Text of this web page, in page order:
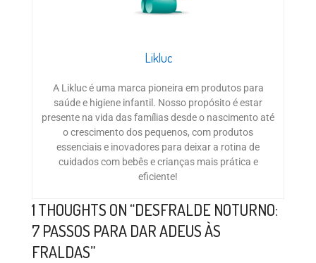
Likluc
A Likluc é uma marca pioneira em produtos para
saúde e higiene infantil. Nosso propósito é estar
presente na vida das famílias desde o nascimento até
o crescimento dos pequenos, com produtos
essenciais e inovadores para deixar a rotina de
cuidados com bebês e crianças mais prática e
eficiente!
1 THOUGHTS ON “DESFRALDE NOTURNO:
7 PASSOS PARA DAR ADEUS ÀS
FRALDAS”